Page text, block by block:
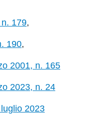
179,
190,
2001, n. 165
2023, n. 24
2023